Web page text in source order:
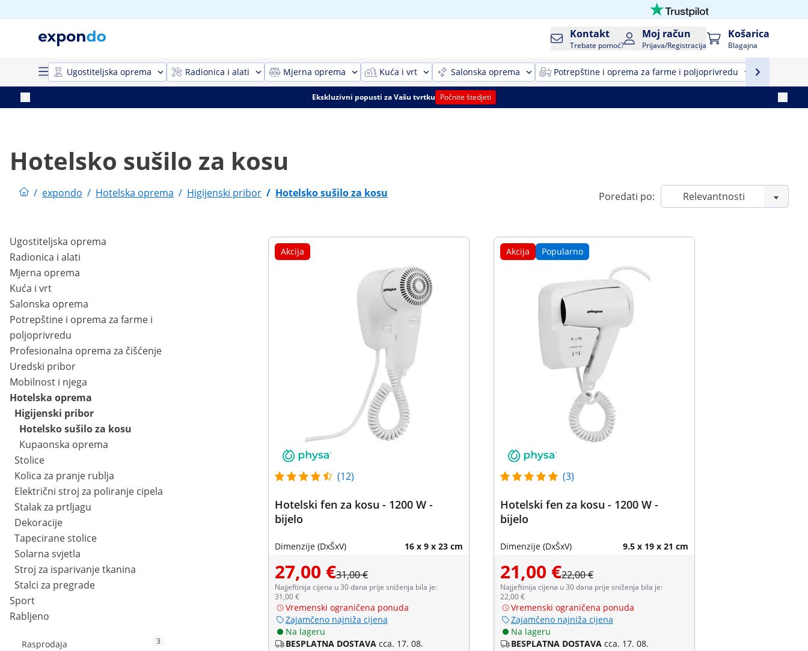
Kontakt
Trebate pomoć?
Moj račun
Prijava/Registracija
Košarica
Blagajna
Ugostiteljska oprema Radionica i alati Mjerna oprema Kuća i vrt Salonska oprema Potrepštine i oprema za farme i poljoprivredu
Ekskluzivni popusti za Vašu tvrtku Počnite štedjeti
Hotelsko sušilo za kosu
/ expondo / Hotelska oprema / Higijenski pribor / Hotelsko sušilo za kosu Poredati po:
Ugostiteljska oprema
Radionica i alati
Mjerna oprema
Kuća i vrt
Salonska oprema
Potrepštine i oprema za farme i
poljoprivredu
Profesionalna oprema za čišćenje
Uredski pribor
Mobilnost i njega
Hotelska oprema
Higijenski pribor
Hotelsko sušilo za kosu
Kupaonska oprema
Stolice
Kolica za pranje rublja
Električni stroj za poliranje cipela
Stalak za prtljagu
Dekoracije
Tapecirane stolice
Solarna svjetla
Stroj za isparivanje tkanina
Stalci za pregrade
Sport
Rabljeno
Rasprodaja 3
Akcija
(12)
Hotelski fen za kosu - 1200 W -
bijelo
Dimenzije (DxŠxV) 16 x 9 x 23 cm
27,00 €31,00 €
Najjeftinija cijena u 30 dana prije sniženja bila je:
31,00 €
Vremenski ograničena ponuda
Zajamčeno najniža cijena
Na lageru
BESPLATNA DOSTAVA cca. 17. 08.
Akcija Popularno
(3)
Hotelski fen za kosu - 1200 W -
bijelo
Dimenzije (DxŠxV) 9.5 x 19 x 21 cm
21,00 €22,00 €
Najjeftinija cijena u 30 dana prije sniženja bila je:
22,00 €
Vremenski ograničena ponuda
Zajamčeno najniža cijena
Na lageru
BESPLATNA DOSTAVA cca. 17. 08.